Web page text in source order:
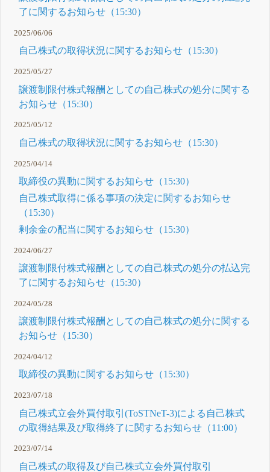
了に関するお知らせ（15:30）
2025/06/06
自己株式の取得状況に関するお知らせ（15:30）
2025/05/27
譲渡制限付株式報酬としての自己株式の処分に関する
お知らせ（15:30）
2025/05/12
自己株式の取得状況に関するお知らせ（15:30）
2025/04/14
取締役の異動に関するお知らせ（15:30）
自己株式取得に係る事項の決定に関するお知らせ
（15:30）
剰余金の配当に関するお知らせ（15:30）
2024/06/27
譲渡制限付株式報酬としての自己株式の処分の払込完
了に関するお知らせ（15:30）
2024/05/28
譲渡制限付株式報酬としての自己株式の処分に関する
お知らせ（15:30）
2024/04/12
取締役の異動に関するお知らせ（15:30）
2023/07/18
自己株式立会外買付取引(ToSTNeT-3)による自己株式
の取得結果及び取得終了に関するお知らせ（11:00）
2023/07/14
自己株式の取得及び自己株式立会外買付取引